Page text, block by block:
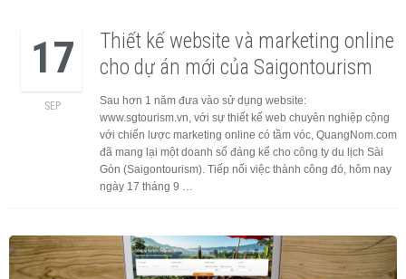
17
SEP
Thiết kế website và marketing online
cho dự án mới của Saigontourism
Sau hơn 1 năm đưa vào sử dụng website:
www.sgtourism.vn, với sự thiết kế web chuyên nghiệp cộng
với chiến lược marketing online có tầm vóc, QuangNom.com
đã mang lại một doanh số đáng kể cho công ty du lịch Sài
Gòn (Saigontourism). Tiếp nối việc thành công đó, hôm nay
ngày 17 tháng 9 …